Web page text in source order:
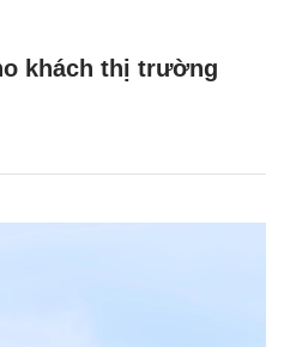
khách thị trường